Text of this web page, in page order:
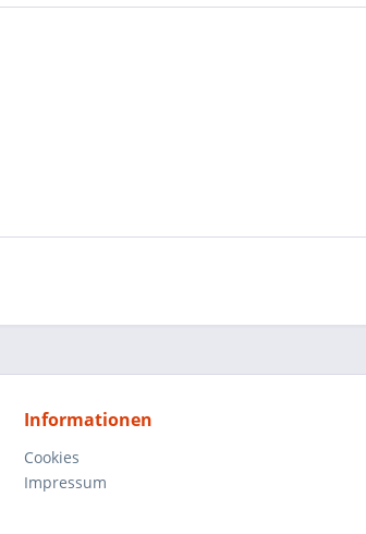
Informationen
Cookies
Impressum